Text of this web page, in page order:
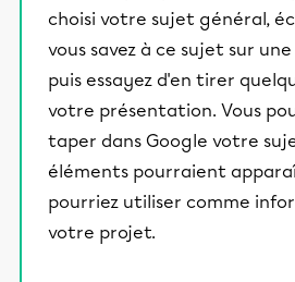
choisi votre sujet général,
vous savez à ce sujet sur
puis essayez d'en tirer
votre présentation. Vous
taper dans Google votre
éléments pourraient
pourriez utiliser comme
votre projet.